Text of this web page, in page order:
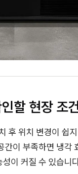
할 현장 조
후 위치 변경이 쉽
간이 부족하면 냉각
이 커질 수 있습니